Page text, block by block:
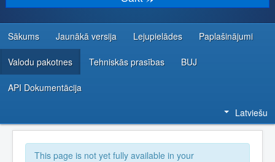
KOPIENA UN ATBALSTS
IZSTRĀDĀTĀJU RESURSI
Sākums Jaunākā versija Lejupielādes Paplašinājumi
Valodu pakotnes Tehniskās prasības BUJ
API Dokumentācija
Latviešu
This page is not yet fully available in your